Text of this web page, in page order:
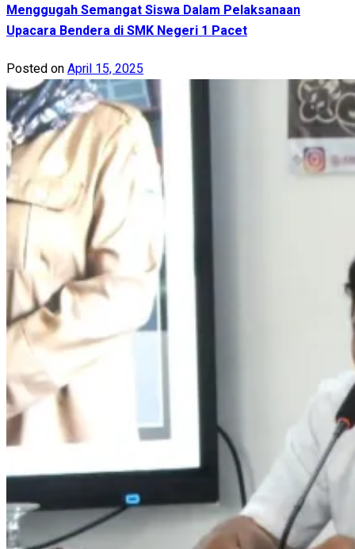
Menggugah Semangat Siswa Dalam Pelaksanaan
Upacara Bendera di SMK Negeri 1 Pacet
Posted onApril 15, 2025